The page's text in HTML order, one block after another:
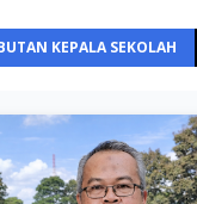
KEPALA SEKOLAH